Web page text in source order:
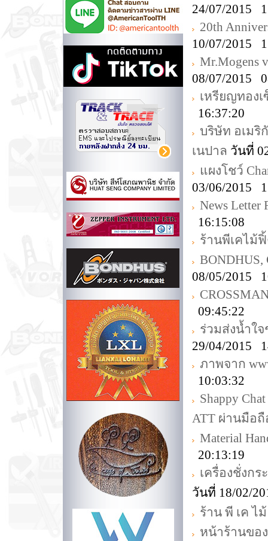
24/07/2015
20th
10/07/2015
Mr.Mogens
08/07/2015
เหรียญทอง
16:37:20
บริษัท อเมริ
เนปาล วันที่
แผงโชว์
03/06/2015
News Letter
16:15:08
ร้านพีเคไม้
BONDHUS,
08/05/2015
09:45:22
ร่วมส่งน้ำใ
29/04/2015
ภาพจาก
10:03:32
Shappy
ATT ผ่านมือถื
Material
20:13:19
เครื่องชั่งกร
วันที่ 18/02/
ร้าน พี เค ไ
หน้าร้านขอ